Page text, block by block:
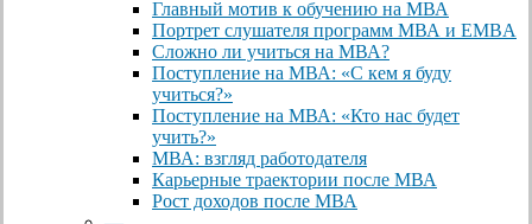
Главный мотив к обучению на МВА
Портрет слушателя программ МВА и EMBA
Сложно ли учиться на МВА?
Поступление на МВА: «С кем я буду
учиться?»
Поступление на МВА: «Кто нас будет
учить?»
МВА: взгляд работодателя
Карьерные траектории после МВА
Рост доходов после МВА